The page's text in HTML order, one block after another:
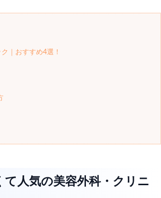
｜おすすめ4選！
人気の美容外科・クリニ